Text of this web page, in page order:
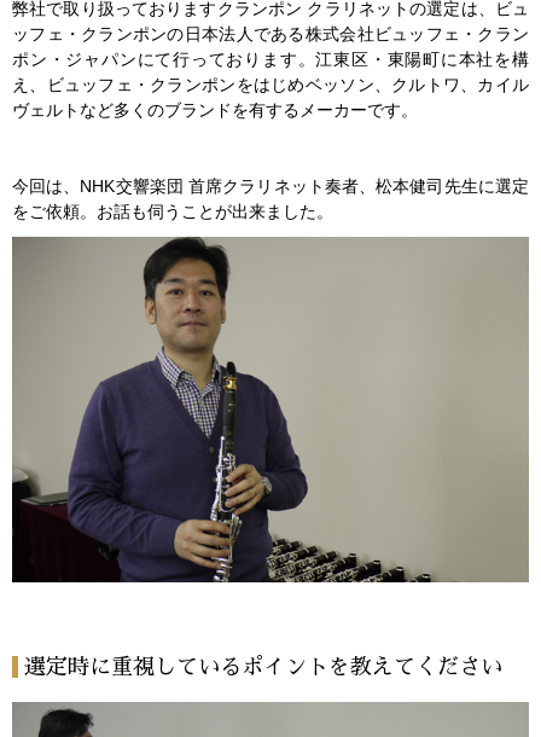
弊社で取り扱っておりますクランポン クラリネットの選定は、ビュ
ッフェ・クランポンの日本法人である株式会社ビュッフェ・クラン
ポン・ジャパンにて行っております。江東区・東陽町に本社を構
え、ビュッフェ・クランポンをはじめベッソン、クルトワ、カイル
ヴェルトなど多くのブランドを有するメーカーです。
今回は、NHK交響楽団 首席クラリネット奏者、松本健司先生に選定
をご依頼。お話も伺うことが出来ました。
選定時に重視しているポイントを教えてください